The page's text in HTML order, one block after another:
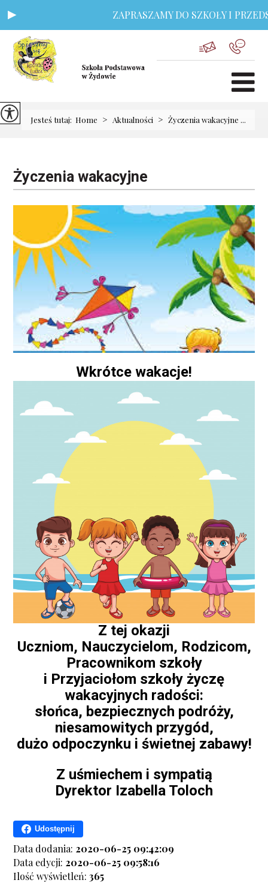
ZAPRASZAMY DO SZKOŁY I
Jesteś tutaj: Home > Aktualności > Życzenia wakacyjne ...
Życzenia wakacyjne
Wkrótce wakacje!
Z tej okazji
Uczniom, Nauczycielom, Rodzicom,
Pracownikom szkoły
i Przyjaciołom szkoły życzę
wakacyjnych radości:
słońca, bezpiecznych podróży,
niesamowitych przygód,
dużo odpoczynku i świetnej zabawy!
Z uśmiechem i sympatią
Dyrektor Izabella Toloch
Udostępnij
Data dodania: 2020-06-25 09:42:09
Data edycji: 2020-06-25 09:58:16
Ilość wyświetleń:365